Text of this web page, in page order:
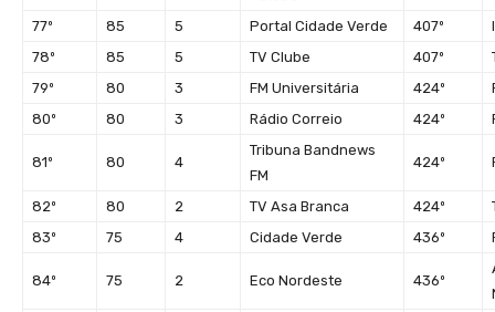
77º 85 5 Portal Cidade Verde 407º
78º
85 5 TV Clube 407º
79º
80 3 FM Universitária 424º
80º
80 3 Rádio Correio 424º
81º 80 4
Tribuna Bandnews
FM
424º
82º 80 2 TV Asa Branca 424º
83º
75 4 Cidade Verde 436º
84º 75 2 Eco Nordeste 436º